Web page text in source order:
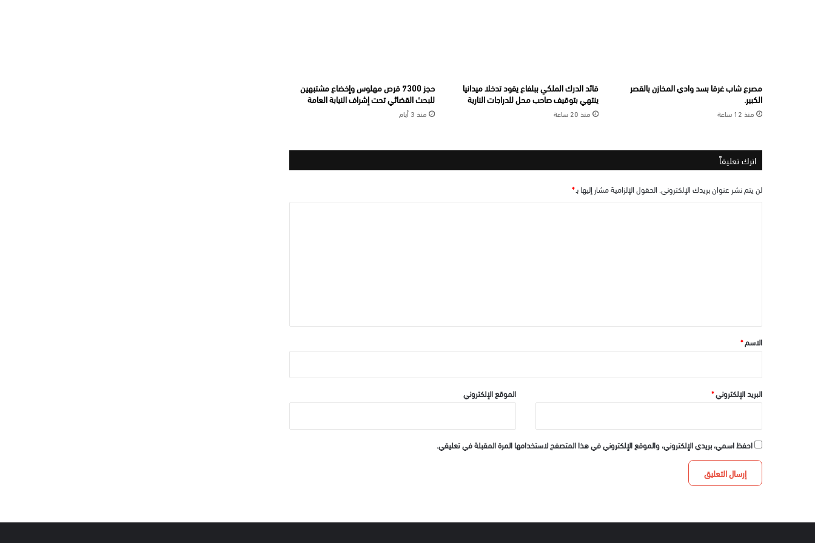
مصرع شاب غرقا بسد وادي المخازن بالقصر
الكبير.
منذ 12 ساعة
قائد الدرك الملكي ببلفاع يقود تدخلا ميدانيا
ينتهي بتوقيف صاحب محل للدراجات النارية
منذ 20 ساعة
حجز 7300 قرص مهلوس وإخضاع مشتبهين
للبحث القضائي تحت إشراف النيابة العامة
منذ 3 أيام
اترك تعليقاً
لن يتم نشر عنوان بريدك الإلكتروني. الحقول الإلزامية مشار إليها بـ*
*الاسم*
البريد الإلكتروني* الموقع الإلكتروني
احفظ اسمي، بريدي الإلكتروني، والموقع الإلكتروني في هذا المتصفح لاستخدامها المرة المقبلة في تعليقي.